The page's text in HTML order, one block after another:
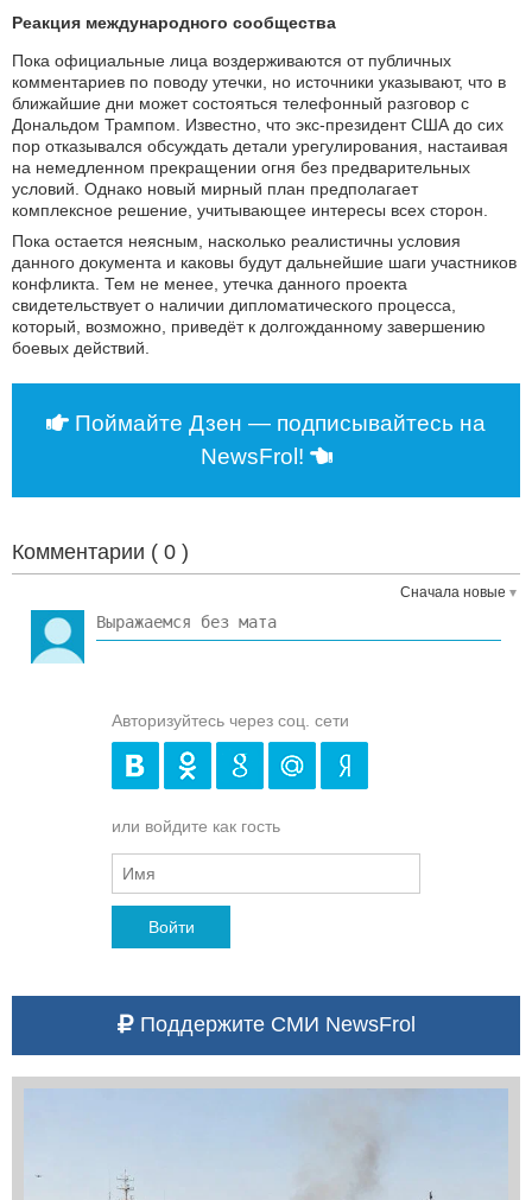
Реакция международного сообщества
Пока официальные лица воздерживаются от публичных
комментариев по поводу утечки, но источники указывают, что в
ближайшие дни может состояться телефонный разговор с
Дональдом Трампом. Известно, что экс-президент США до сих
пор отказывался обсуждать детали урегулирования, настаивая
на немедленном прекращении огня без предварительных
условий. Однако новый мирный план предполагает
комплексное решение, учитывающее интересы всех сторон.
Пока остается неясным, насколько реалистичны условия
данного документа и каковы будут дальнейшие шаги участников
конфликта. Тем не менее, утечка данного проекта
свидетельствует о наличии дипломатического процесса,
который, возможно, приведёт к долгожданному завершению
боевых действий.
Поймайте Дзен — подписывайтесь на
NewsFrol!
Комментарии ( 0 )
Сначала новые
Авторизуйтесь через соц. сети
или войдите как гость
Войти
Поддержите СМИ NewsFrol